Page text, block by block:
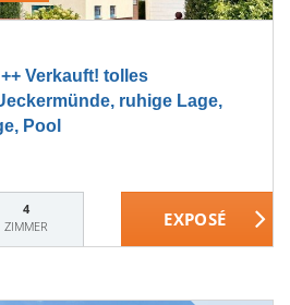
Verkauft! tolles
ruhige Lage,
Pool
4
ZIMMER